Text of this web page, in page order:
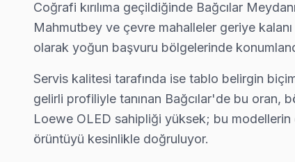
Yavuz Selim Loewe Servis
Loewe TV HDMI port arızası Yavuz Selim adresine
Bağcılar Loewe Servis →
Yenimahalle Loewe Servis
Bağcılar'da Yenimahalle mahallesi için Loewe TV tamir
Bağcılar Loewe Servis →
Coğrafi kırılıma geçildiğinde Bağcılar
Mahmutbey ve çevre mahalleler geriye
olarak yoğun başvuru bölgelerinde
Servis kalitesi tarafında ise tablo belirgin
gelirli profiliyle tanınan Bağcılar'de bu oran,
Loewe OLED sahipliği yüksek; bu modellerin
örüntüyü kesinlikle doğruluyor.